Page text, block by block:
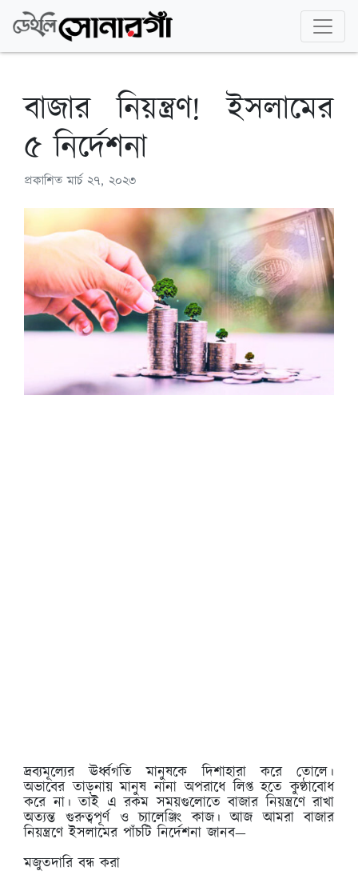
বাজার নিয়ন্ত্রণ! ইসলামের
৫ নির্দেশনা
প্রকাশিতমার্চ ২৭, ২০২৩
দ্রব্যমূল্যের ঊর্ধ্বগতি মানুষকে দিশাহারা করে তোলে।
অভাবের তাড়নায় মানুষ নানা অপরাধে লিপ্ত হতে কুণ্ঠাবোধ
করে না। তাই এ রকম সময়গুলোতে বাজার নিয়ন্ত্রণে রাখা
অত্যন্ত গুরুত্বপূর্ণ ও চ্যালেঞ্জিং কাজ। আজ আমরা বাজার
নিয়ন্ত্রণে ইসলামের পাঁচটি নির্দেশনা জানব—
মজুতদারি বন্ধ করা